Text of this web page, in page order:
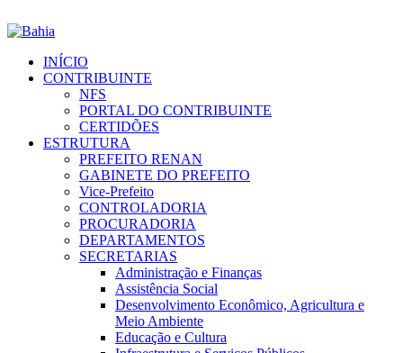
INÍCIO
CONTRIBUINTE
NFS
PORTAL DO CONTRIBUINTE
CERTIDÕES
ESTRUTURA
PREFEITO RENAN
GABINETE DO PREFEITO
Vice-Prefeito
CONTROLADORIA
PROCURADORIA
DEPARTAMENTOS
SECRETARIAS
Administração e Finanças
Assistência Social
Desenvolvimento Econômico, Agricultura e
Meio Ambiente
Educação e Cultura